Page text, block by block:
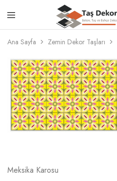
Taş
Dekorasyon
Beton,
Taş
Bahçe
Dekorasyon
Çözümleri
Ana Sayfa Zemin Dekor Taşları
Meksika Karosu